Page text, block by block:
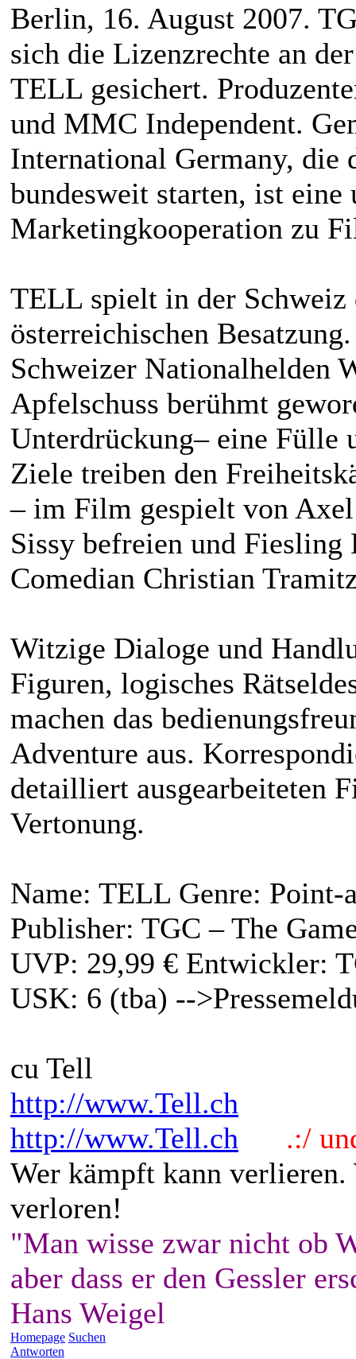
Berlin, 16. August 2007.
sich die Lizenzrechte an
TELL gesichert.
und MMC Independent.
International Germany, die
bundesweit starten, ist eine
Marketingkooperation zu
TELL spielt in der Schweiz
österreichischen
Schweizer Nationalhelden
Apfelschuss berühmt
Unterdrückung– eine Fülle
Ziele treiben den
– im Film gespielt von
Sissy befreien und Fiesling
Comedian Christian
Witzige Dialoge und
Figuren, logisches
machen das
Adventure aus.
detailliert ausgearbeiteten
Vertonung.
Name: TELL Genre:
Publisher: TGC – The
UVP: 29,99 € Entwickler:
USK: 6 (tba) --
cu Tell
http://www.Tell.ch
http://www.Tell.ch
.:/
Wer kämpft kann
verloren!
"Man wisse zwar nicht ob
aber dass er den Gessler
Hans Weigel
Homepage Suchen
Antworten